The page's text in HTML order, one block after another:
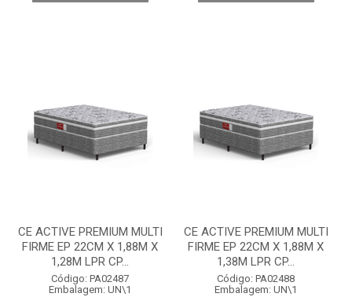
CE ACTIVE PREMIUM MULTI
FIRME EP 22CM X 1,88M X
1,28M LPR CP...
Código: PA02487
Embalagem: UN\1
CE ACTIVE PREMIUM MULTI
FIRME EP 22CM X 1,88M X
1,38M LPR CP...
Código: PA02488
Embalagem: UN\1